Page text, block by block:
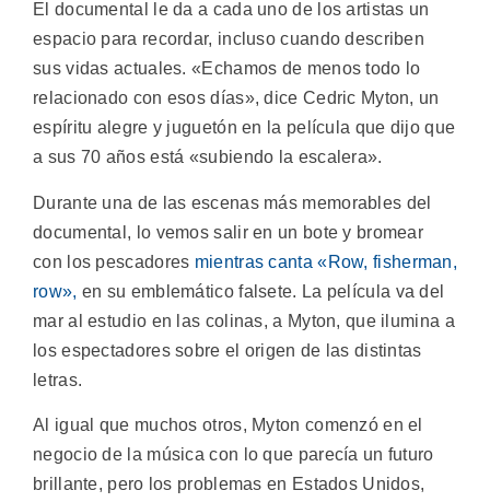
El documental le da a cada uno de los artistas un
espacio para recordar, incluso cuando describen
sus vidas actuales. «Echamos de menos todo lo
relacionado con esos días», dice Cedric Myton, un
espíritu alegre y juguetón en la película que dijo que
a sus 70 años está «subiendo la escalera».
Durante una de las escenas más memorables del
documental, lo vemos salir en un bote y bromear
con los pescadores mientras canta «Row, fisherman,
row», en su emblemático falsete. La película va del
mar al estudio en las colinas, a Myton, que ilumina a
los espectadores sobre el origen de las distintas
letras.
Al igual que muchos otros, Myton comenzó en el
negocio de la música con lo que parecía un futuro
brillante, pero los problemas en Estados Unidos,